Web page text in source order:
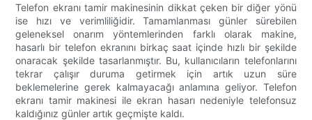
Telefon ekranı tamir makinesinin dikkat çeken bir diğer yönü
ise hızı ve verimliliğidir. Tamamlanması günler sürebilen
geleneksel onarım yöntemlerinden farklı olarak makine,
hasarlı bir telefon ekranını birkaç saat içinde hızlı bir şekilde
onaracak şekilde tasarlanmıştır. Bu, kullanıcıların telefonlarını
tekrar çalışır duruma getirmek için artık uzun süre
beklemelerine gerek kalmayacağı anlamına geliyor. Telefon
ekranı tamir makinesi ile ekran hasarı nedeniyle telefonsuz
kaldığınız günler artık geçmişte kaldı.